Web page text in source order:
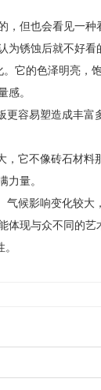
但也会看见一
锈蚀后就不好看
它的色泽明亮，
感。
容易塑造成丰
它不像砖石材
力量。
候影响变化较
现与众不同的